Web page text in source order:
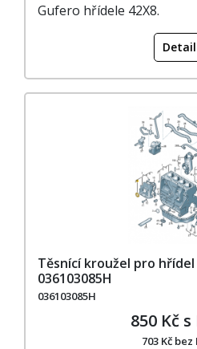
Gufero hřídele 42X8.
Detail
Těsnící kroužel pro
036103085H
036103085H
850 Kč s
703 Kč bez